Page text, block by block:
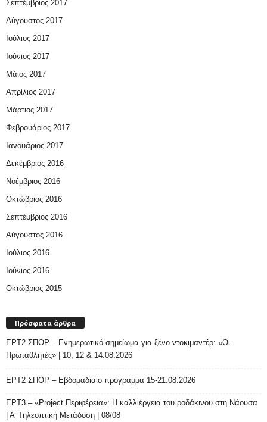
Σεπτέμβριος 2017
Αύγουστος 2017
Ιούλιος 2017
Ιούνιος 2017
Μάιος 2017
Απρίλιος 2017
Μάρτιος 2017
Φεβρουάριος 2017
Ιανουάριος 2017
Δεκέμβριος 2016
Νοέμβριος 2016
Οκτώβριος 2016
Σεπτέμβριος 2016
Αύγουστος 2016
Ιούλιος 2016
Ιούνιος 2016
Οκτώβριος 2015
Πρόσφατα άρθρα
ΕΡΤ2 ΣΠΟΡ – Ενημερωτικό σημείωμα για ξένο ντοκιμαντέρ: «Οι
Πρωταθλητές» | 10, 12 & 14.08.2026
ΕΡΤ2 ΣΠΟΡ – Εβδομαδιαίο πρόγραμμα 15-21.08.2026
ΕΡΤ3 – «Project Περιφέρεια»: Η καλλιέργεια του ροδάκινου στη Νάουσα
| Α’ Τηλεοπτική Μετάδοση | 08/08